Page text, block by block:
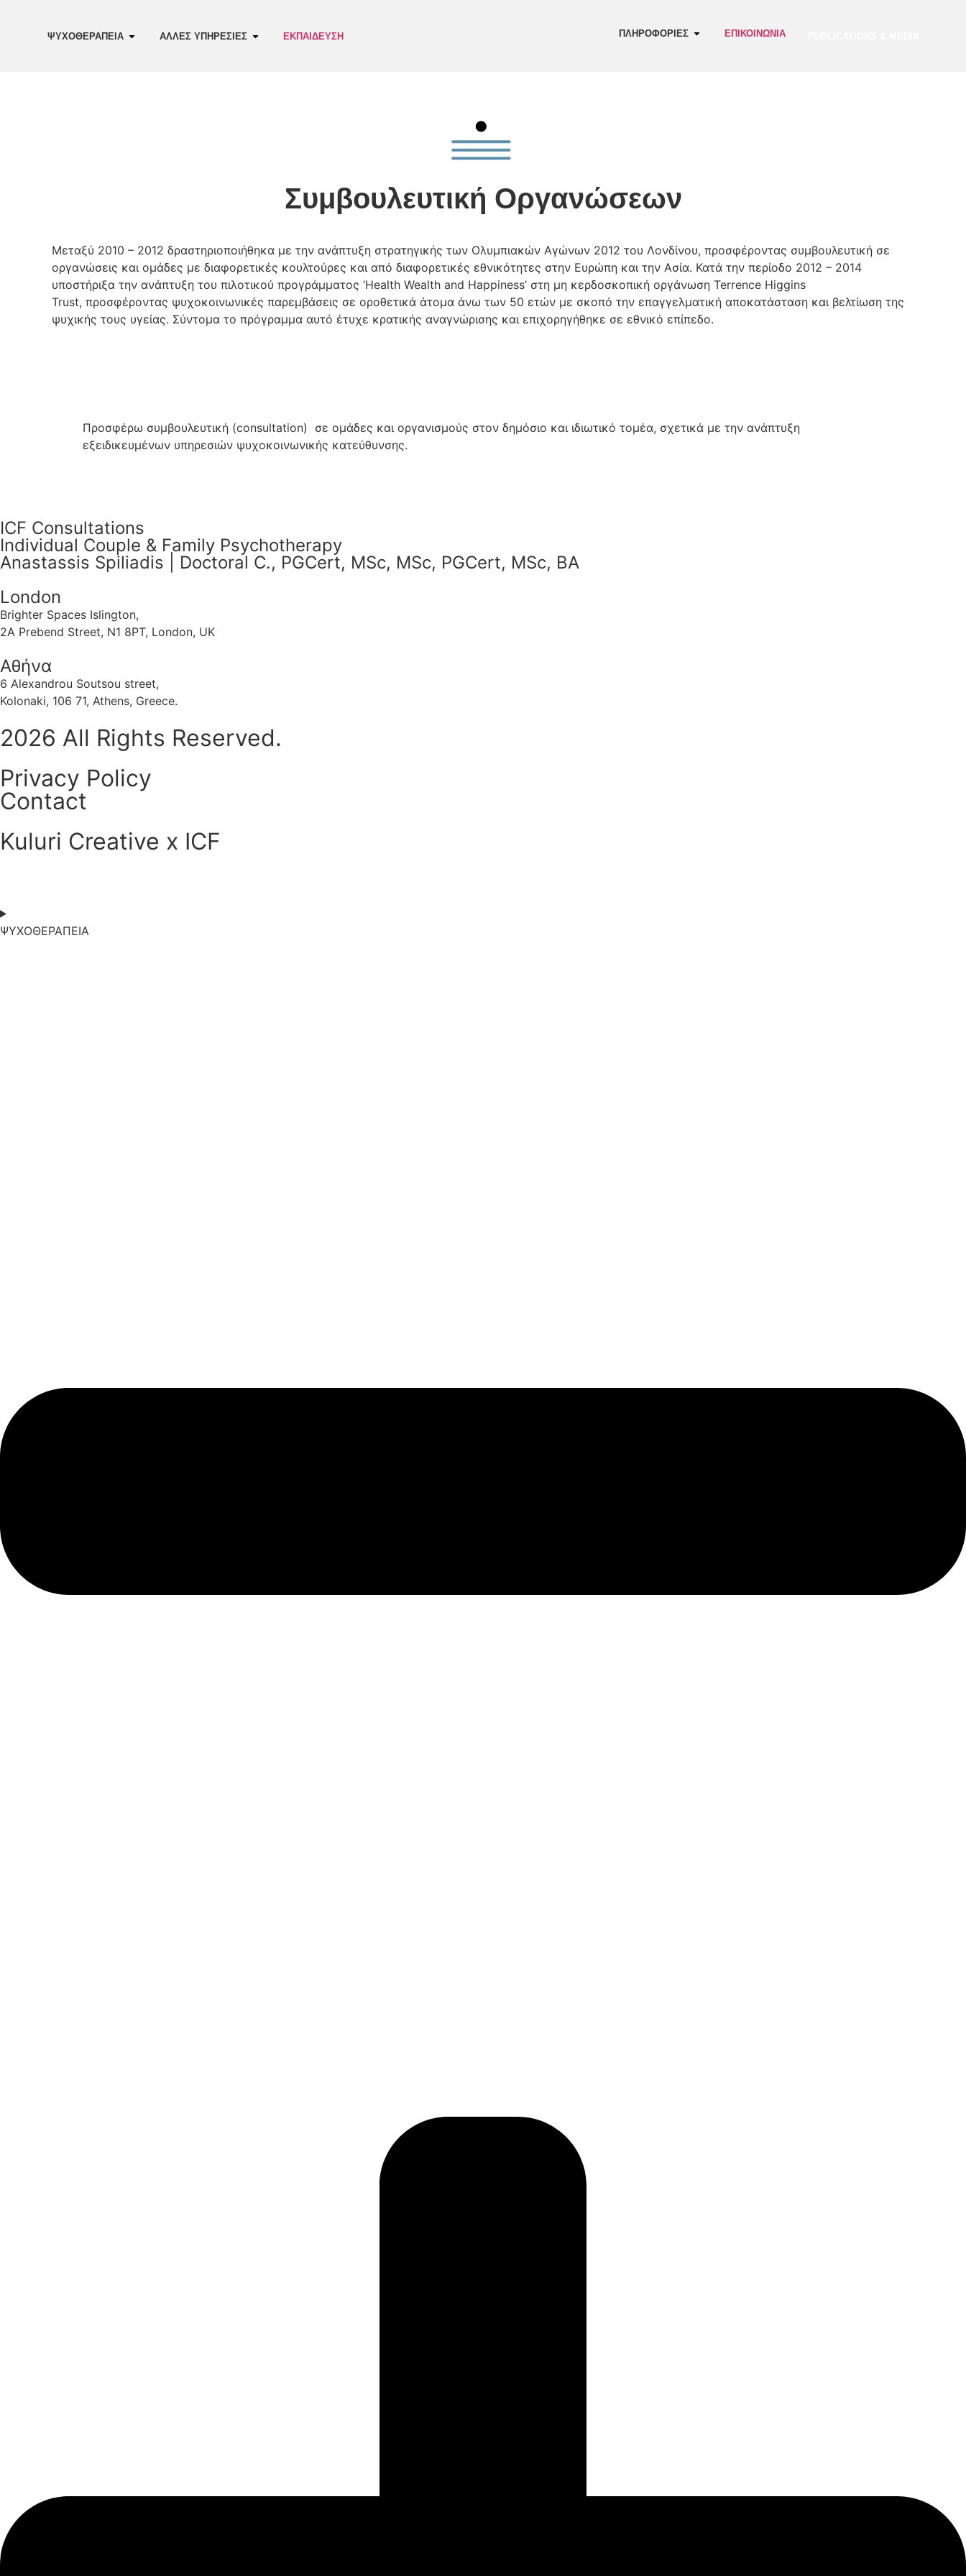
ΨΥΧΟΘΕΡΑΠΕΙΑ ΑΛΛΕΣ ΥΠΗΡΕΣΙΕΣ ΕΚΠΑΙΔΕΥΣΗ ΠΛΗΡΟΦΟΡΙΕΣ ΕΠΙΚΟΙΝΩΝΙΑ
Συμβουλευτική Οργανώσεων
Μεταξύ 2010 – 2012 δραστηριοποιήθηκα με την ανάπτυξη στρατηγικής των Ολυμπιακών Αγώνων 2012 του Λονδίνου, προσφέροντας συμβουλευτική σε
οργανώσεις και ομάδες με διαφορετικές κουλτούρες και από διαφορετικές εθνικότητες στην Ευρώπη και την Ασία. Κατά την περίοδο 2012 – 2014
υποστήριξα την ανάπτυξη του πιλοτικού προγράμματος ‘Health Wealth and Happiness’ στη μη κερδοσκοπική οργάνωση Terrence Higgins
Trust, προσφέροντας ψυχοκοινωνικές παρεμβάσεις σε οροθετικά άτομα άνω των 50 ετών με σκοπό την επαγγελματική αποκατάσταση και βελτίωση της
ψυχικής τους υγείας. Σύντομα το πρόγραμμα αυτό έτυχε κρατικής αναγνώρισης και επιχορηγήθηκε σε εθνικό επίπεδο.
Προσφέρω συμβουλευτική (consultation) σε ομάδες και οργανισμούς στον δημόσιο και ιδιωτικό τομέα, σχετικά με την ανάπτυξη
εξειδικευμένων υπηρεσιών ψυχοκοινωνικής κατεύθυνσης.
ICF Consultations
Individual Couple & Family Psychotherapy
Anastassis Spiliadis | Doctoral C., PGCert, MSc, MSc, PGCert, MSc, BA
London
Brighter Spaces Islington,
2A Prebend Street, N1 8PT, London, UK
Αθήνα
6 Alexandrou Soutsou street,
Kolonaki, 106 71, Athens, Greece.
2026 All Rights Reserved.
Privacy Policy
Contact
Kuluri Creative x ICF
ΨΥΧΟΘΕΡΑΠΕΙΑ